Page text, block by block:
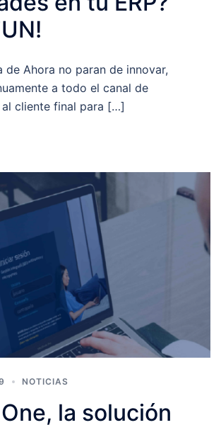
de Ahora no paran de innovar,
a todo el canal de
cliente final para […]
NOTICIAS
la solución